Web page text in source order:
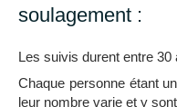
soulagement :
Les suivis durent entre 30
Chaque personne étant
leur nombre varie et y